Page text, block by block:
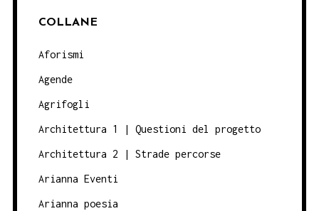
COLLANE
Aforismi
Agende
Agrifogli
Architettura 1 | Questioni del progetto
Architettura 2 | Strade percorse
Arianna Eventi
Arianna poesia